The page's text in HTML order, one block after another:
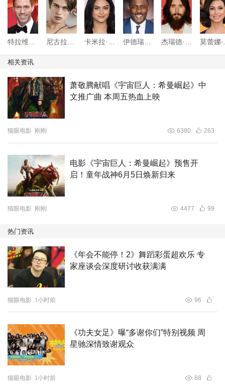
面带入感。这部电影不光是一场宇宙冒险，也在描述每个人
面对巨大挑战时，如何找到继续前进的力量，最重要的是，
会被满满童年回忆感动。”
伊德瑞斯·艾尔巴
相关资讯
萧敬腾献唱《宇宙巨人：希曼崛起》中
文推广曲 本周五热血上映
猫眼电影 刚刚 6380 263
电影《宇宙巨人：希曼崛起》预售开
启！童年战神6月5日焕新归来
猫眼电影 刚刚 4477 99
热门资讯
《年会不能停！2》舞蹈彩蛋超欢乐 专
家座谈会深度研讨收获满满
猫眼电影 1小时前 96
《功夫女足》曝“多谢你们”特别视频 周
星驰深情致谢观众
猫眼电影 1小时前 88